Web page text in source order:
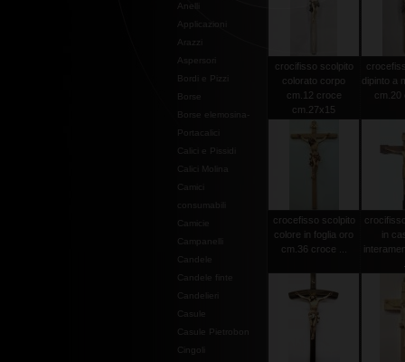
Anelli
Applicazioni
Arazzi
Aspersori
Bordi e Pizzi
Borse
Borse elemosina-
Portacalici
Calici e Pissidi
Calici Molina
Campanelli
Candele
Candele finte
Candelieri
Casule
Casule Pietrobon
Cingoli
crocifisso scolpito
colorato corpo
cm.12 croce
cm.27x15
dipinto a
cm.20
crocefisso scolpito
colore in foglia oro
cm.36 croce ...
in